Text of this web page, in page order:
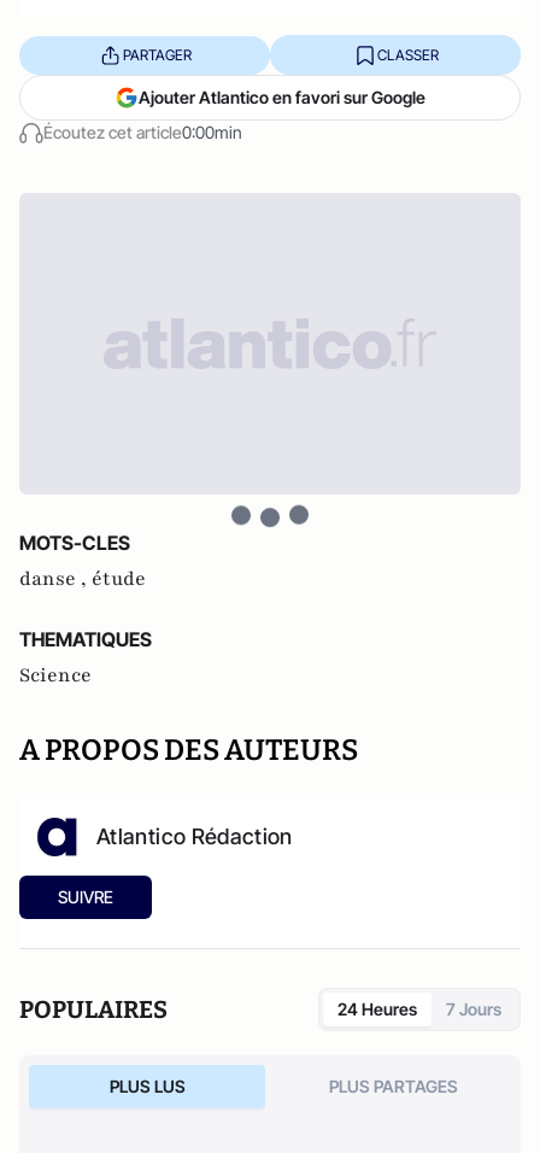
Écoutez cet article0:00min
PARTAGER CLASSER
Ajouter Atlantico en favori sur Google
MOTS-CLES
danse , étude
THEMATIQUES
Science
A PROPOS DES AUTEURS
Atlantico Rédaction
SUIVRE
POPULAIRES 24 Heures 7 Jours
PLUS LUS PLUS PARTAGES